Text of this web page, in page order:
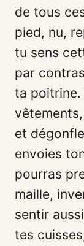
de tous
pied, nu,
tu sens
par
ta poitrine.
et
envoies
pourras
maille,
sentir
tes